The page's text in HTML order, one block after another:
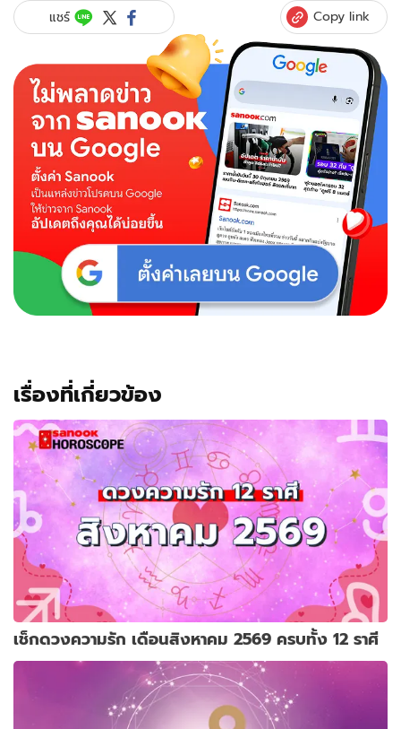
แชร์ Copy link
เรื่องที่เกี่ยวข้อง
เช็กดวงความรัก เดือนสิงหาคม 2569 ครบทั้ง 12 ราศี